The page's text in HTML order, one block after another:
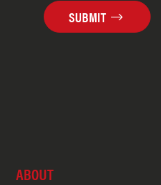
SUBMIT
ABOUT